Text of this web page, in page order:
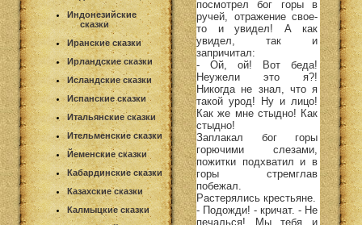
Индонезийские
сказки
Иранские сказки
Ирландские сказки
Исландские сказки
Испанские сказки
Итальянские сказки
Ительменские сказки
Йеменские сказки
Кабардинские сказки
Казахские сказки
Калмыцкие сказки
посмотрел бог горы в
ручей, отражение свое-
то и увидел! А как
увидел, так и
запричитал:
- Ой, ой! Вот беда!
Неужели это я?!
Никогда не знал, что я
такой урод! Ну и лицо!
Как же мне стыдно! Как
стыдно!
Заплакал бог горы
горючими слезами,
пожитки подхватил и в
горы стремглав
побежал.
Растерялись крестьяне.
- Подожди! - кричат. - Не
печалься! Мы тебя и